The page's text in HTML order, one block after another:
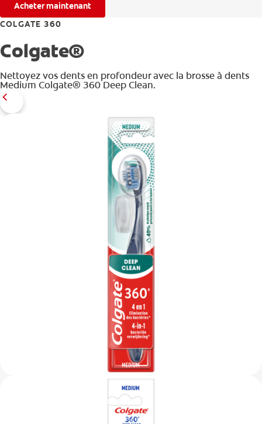
Acheter maintenant
COLGATE 360
Colgate®
Nettoyez vos dents en profondeur avec la brosse à dents
Medium Colgate® 360 Deep Clean.